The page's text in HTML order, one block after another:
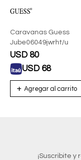
Caravanas Guess
Jube06049jwrht/u
USD 80
USD 68
¡Suscribite